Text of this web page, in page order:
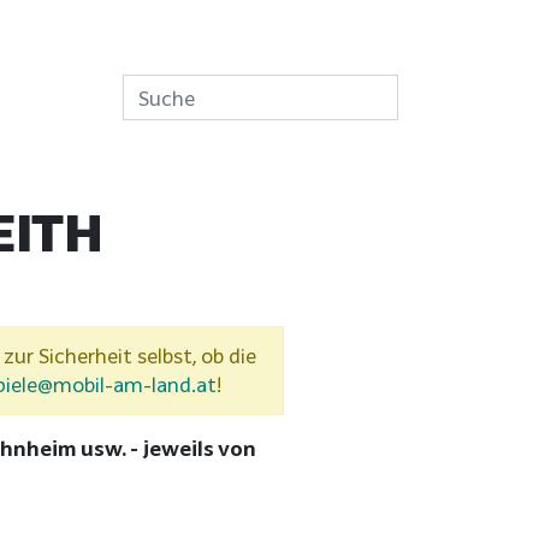
Sicherheit selbst, ob die
am-land.at!
usw. - jeweils von